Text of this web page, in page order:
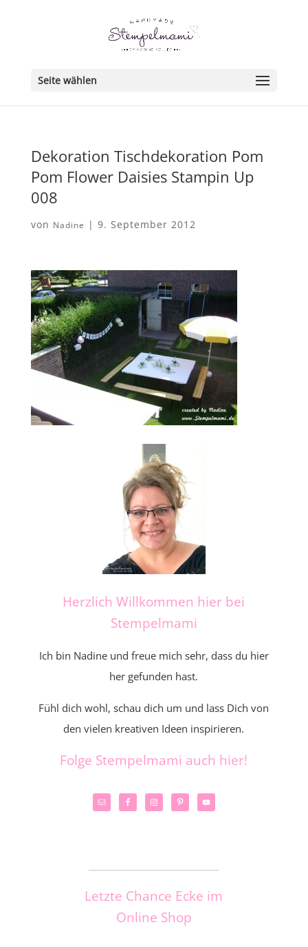
Seite wählen
Dekoration Tischdekoration Pom
Pom Flower Daisies Stampin Up
008
von Nadine | 9. September 2012
Herzlich Willkommen hier bei
Stempelmami
Ich bin Nadine und freue mich sehr, dass du hier
her gefunden hast.
Fühl dich wohl, schau dich um und lass Dich von
den vielen kreativen Ideen inspirieren.
Folge Stempelmami auch hier!
Letzte Chance Ecke im
Online Shop